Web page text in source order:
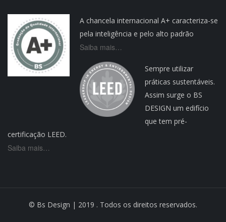
A chancela internacional A+ caracteriza-se
pela inteligência e pelo alto padrão
Saiba mais…
Sempre utilizar
práticas sustentáveis.
Assim surge o BS
DESIGN um edifício
que tem pré-
certificação LEED.
Saiba mais…
© Bs Design | 2019 . Todos os direitos reservados.